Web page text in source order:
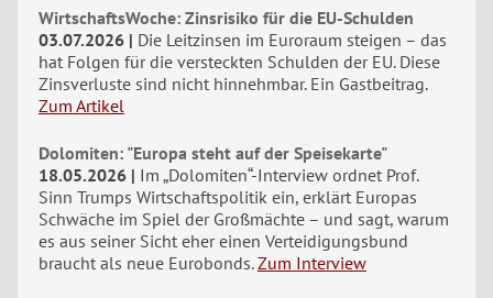
WirtschaftsWoche: Zinsrisiko für die EU-Schulden
03.07.2026
Die Leitzinsen im Euroraum steigen – das
hat Folgen für die versteckten Schulden der EU. Diese
Zinsverluste sind nicht hinnehmbar. Ein Gastbeitrag.
Zum Artikel
Dolomiten: "Europa steht auf der Speisekarte"
18.05.2026
Im „Dolomiten“-Interview ordnet Prof.
Sinn Trumps Wirtschaftspolitik ein, erklärt Europas
Schwäche im Spiel der Großmächte – und sagt, warum
es aus seiner Sicht eher einen Verteidigungsbund
braucht als neue Eurobonds. Zum Interview